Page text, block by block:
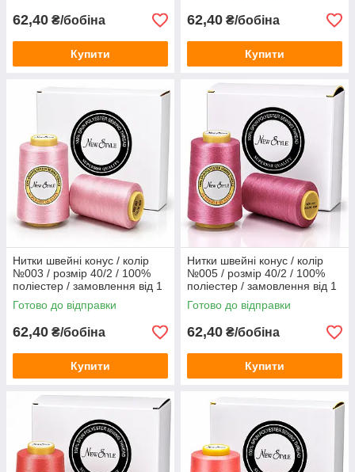
62,40 ₴/бобіна
Купити
62,40 ₴/бобіна
Купити
Нитки швейні конус / колір
№003 / розмір 40/2 / 100%
поліестер / замовлення від 1
бобіни
Готово до відправки
62,40 ₴/бобіна
Купити
Нитки швейні конус / колір
№005 / розмір 40/2 / 100%
поліестер / замовлення від 1
бобіни
Готово до відправки
62,40 ₴/бобіна
Купити